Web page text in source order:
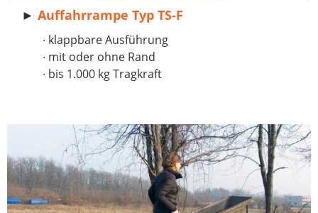
► Auffahrrampe Typ TS-F
∙ klappbare Ausführung
∙ mit oder ohne Rand
∙ bis 1.000 kg Tragkraft